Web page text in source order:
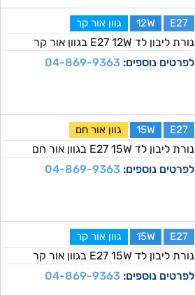
E27
12W גוון אור קר
נורת ליבון לד E27 12W בגוון אור קר
לפרטים נוספים:04-869-9363
E27
15W גוון אור חם
נורת ליבון לד E27 15W בגוון אור חם
לפרטים נוספים:04-869-9363
E27
15W גוון אור קר
נורת ליבון לד E27 15W בגוון אור קר
לפרטים נוספים:04-869-9363